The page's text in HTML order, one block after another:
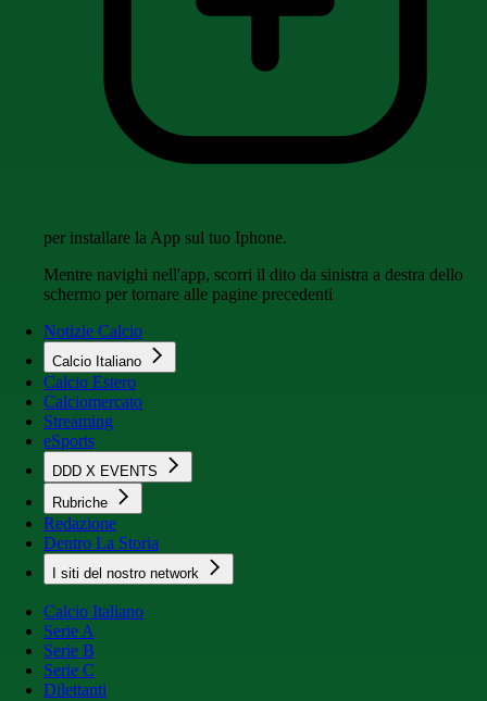
per installare la App sul tuo Iphone.
Mentre navighi nell'app, scorri il dito da sinistra a destra dello
schermo per tornare alle pagine precedenti
Notizie Calcio
Calcio Italiano
Calcio Estero
Calciomercato
Streaming
eSports
DDD X EVENTS
Rubriche
Redazione
Dentro La Storia
I siti del nostro network
Calcio Italiano
Serie A
Serie B
Serie C
Dilettanti